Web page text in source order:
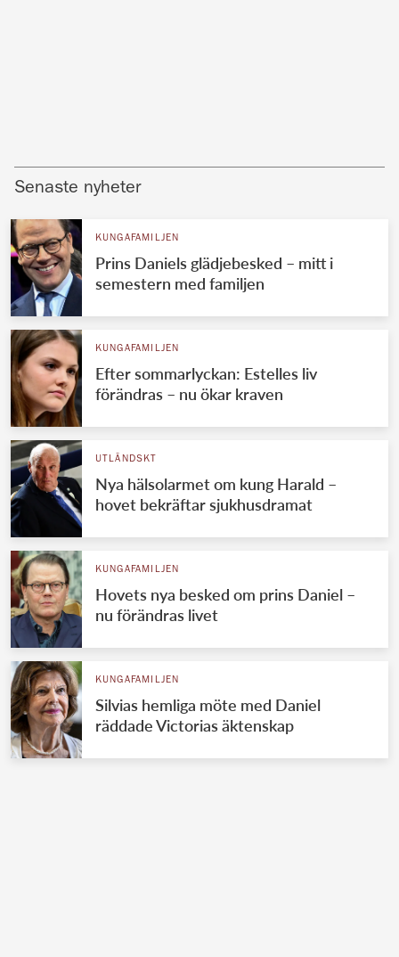
Senaste nyheter
KUNGAFAMILJEN
Prins Daniels glädjebesked – mitt i
semestern med familjen
KUNGAFAMILJEN
Efter sommarlyckan: Estelles liv
förändras – nu ökar kraven
UTLÄNDSKT
Nya hälsolarmet om kung Harald –
hovet bekräftar sjukhusdramat
KUNGAFAMILJEN
Hovets nya besked om prins Daniel –
nu förändras livet
KUNGAFAMILJEN
Silvias hemliga möte med Daniel
räddade Victorias äktenskap